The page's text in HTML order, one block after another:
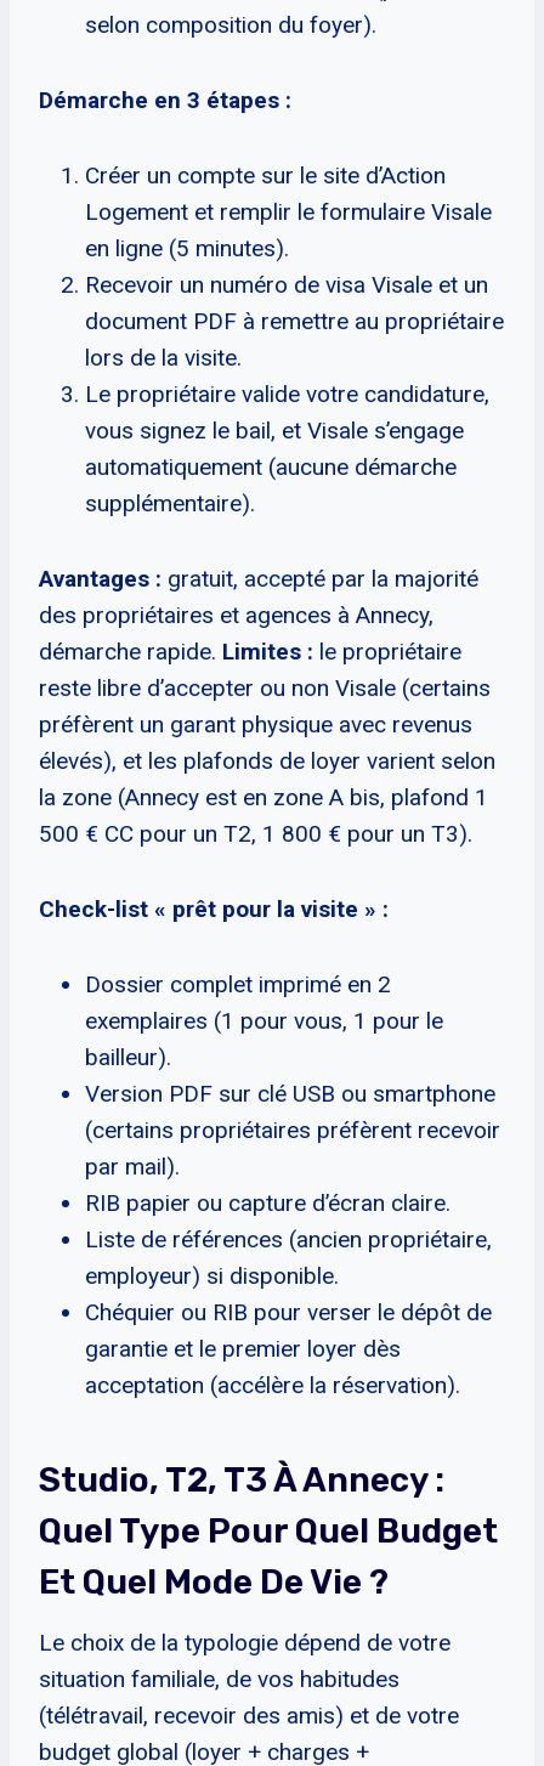
selon composition du foyer).
Démarche en 3 étapes :
Créer un compte sur le site d’Action
Logement et remplir le formulaire Visale
en ligne (5 minutes).
Recevoir un numéro de visa Visale et un
document PDF à remettre au propriétaire
lors de la visite.
Le propriétaire valide votre candidature,
vous signez le bail, et Visale s’engage
automatiquement (aucune démarche
supplémentaire).
Avantages : gratuit, accepté par la majorité
des propriétaires et agences à Annecy,
démarche rapide. Limites : le propriétaire
reste libre d’accepter ou non Visale (certains
préfèrent un garant physique avec revenus
élevés), et les plafonds de loyer varient selon
la zone (Annecy est en zone A bis, plafond 1
500 € CC pour un T2, 1 800 € pour un T3).
Check-list « prêt pour la visite » :
Dossier complet imprimé en 2
exemplaires (1 pour vous, 1 pour le
bailleur).
Version PDF sur clé USB ou smartphone
(certains propriétaires préfèrent recevoir
par mail).
RIB papier ou capture d’écran claire.
Liste de références (ancien propriétaire,
employeur) si disponible.
Chéquier ou RIB pour verser le dépôt de
garantie et le premier loyer dès
acceptation (accélère la réservation).
Studio, T2, T3 À Annecy :
Quel Type Pour Quel Budget
Et Quel Mode De Vie ?
Le choix de la typologie dépend de votre
situation familiale, de vos habitudes
(télétravail, recevoir des amis) et de votre
budget global (loyer + charges +